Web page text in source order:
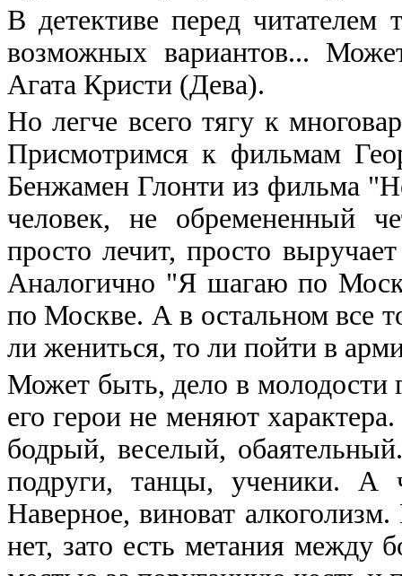
В детективе перед читателем
возможных вариантов...
Агата Кристи (Дева).
Но легче всего тягу к
Присмотримся к фильмам
Бенжамен Глонти из фильма
человек, не обремененный
просто лечит, просто
Аналогично "Я шагаю по
по Москве. А в остальном все
ли жениться, то ли пойти в
Может быть, дело в молодости
его герои не меняют
бодрый, веселый,
подруги, танцы, ученики. А
Наверное, виноват
нет, зато есть метания между